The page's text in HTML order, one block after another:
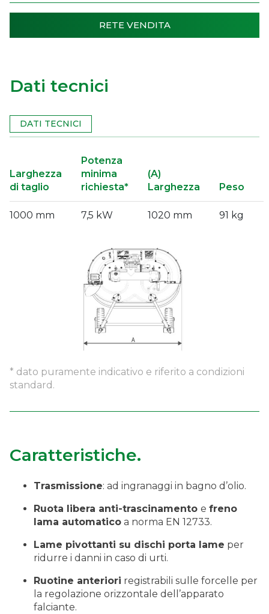
RETE VENDITA
Dati tecnici
DATI TECNICI
Larghezza
di taglio
Potenza
minima
richiesta*
(A)
Larghezza
Peso
1000 mm 7,5 kW 1020 mm 91 kg
* dato puramente indicativo e riferito a condizioni
standard.
Caratteristiche.
Trasmissione: ad ingranaggi in bagno d’olio.
Ruota libera anti-trascinamento e freno
lama automatico a norma EN 12733.
Lame pivottanti su dischi porta lame per
ridurre i danni in caso di urti.
Ruotine anteriori registrabili sulle forcelle per
la regolazione orizzontale dell’apparato
falciante.